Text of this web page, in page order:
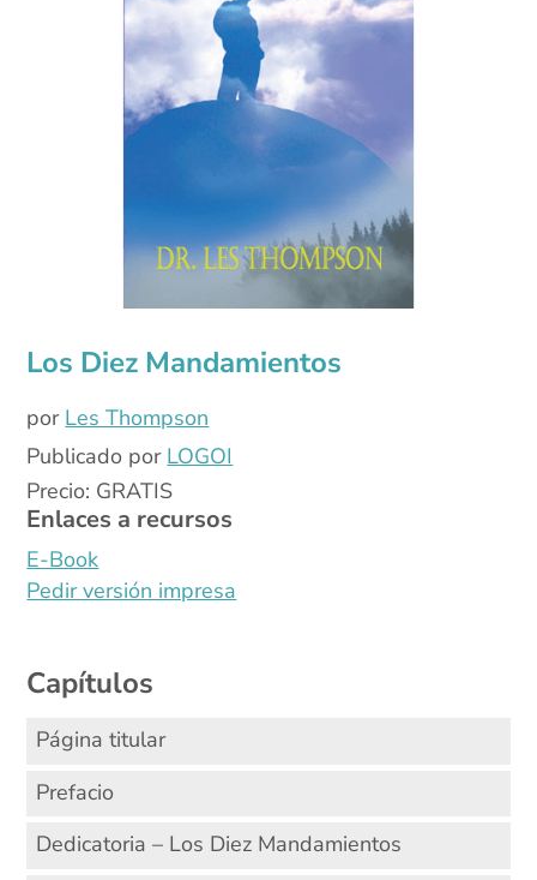
Los Diez Mandamientos
por Les Thompson
Publicado por LOGOI
Precio: GRATIS
Enlaces a recursos
E-Book
Pedir versión impresa
Capítulos
Página titular
Prefacio
Dedicatoria – Los Diez Mandamientos